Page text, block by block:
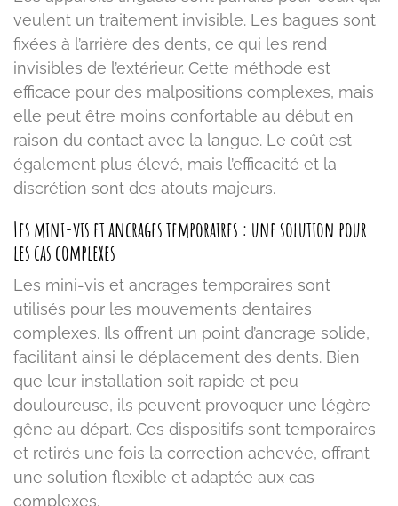
veulent un traitement invisible. Les bagues sont
fixées à l’arrière des dents, ce qui les rend
invisibles de l’extérieur. Cette méthode est
efficace pour des malpositions complexes, mais
elle peut être moins confortable au début en
raison du contact avec la langue. Le coût est
également plus élevé, mais l’efficacité et la
discrétion sont des atouts majeurs.
Les mini-vis et ancrages temporaires : une solution pour
les cas complexes
Les mini-vis et ancrages temporaires sont
utilisés pour les mouvements dentaires
complexes. Ils offrent un point d’ancrage solide,
facilitant ainsi le déplacement des dents. Bien
que leur installation soit rapide et peu
douloureuse, ils peuvent provoquer une légère
gêne au départ. Ces dispositifs sont temporaires
et retirés une fois la correction achevée, offrant
une solution flexible et adaptée aux cas
complexes.